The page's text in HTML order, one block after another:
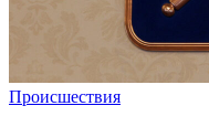
Происшествия